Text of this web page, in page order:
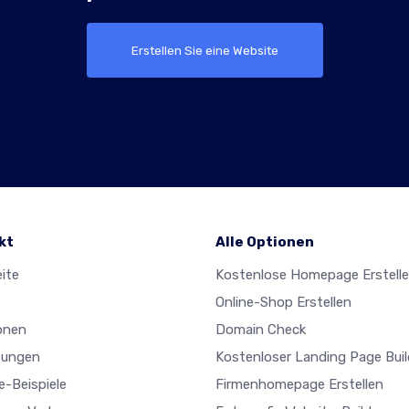
Erstellen Sie eine Website
Beispiele
Alle Optionen
Kostenlose Homepage
Online-Shop Erstellen
Domain Check
Kostenloser Landing Page
Firmenhomepage Erstellen